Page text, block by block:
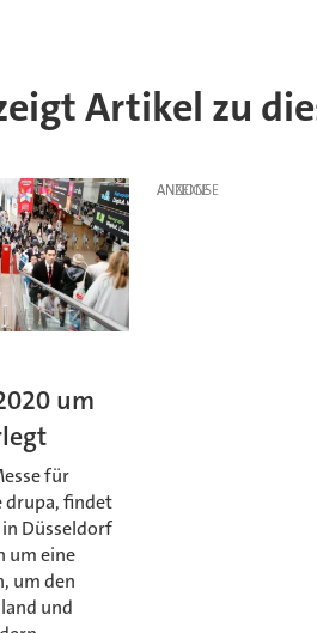
Artikel zu
um
für
drupa, findet
Düsseldorf
um eine
um den
und
ANZEIGE